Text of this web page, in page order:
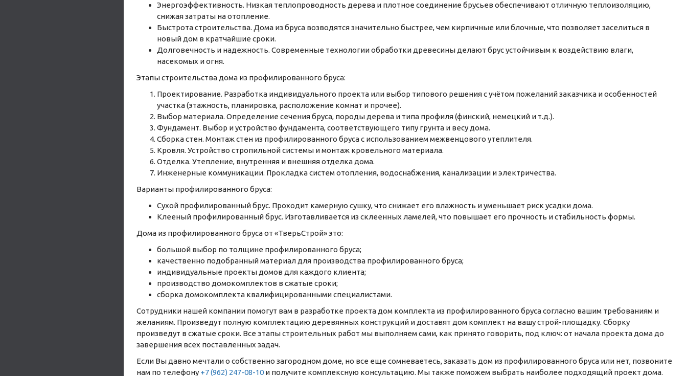
Энергоэффективность. Низкая теплопроводность дерева и плотное соединение брусьев обеспечивают отличную теплоизоляцию,
снижая затраты на отопление.
Быстрота строительства. Дома из бруса возводятся значительно быстрее, чем кирпичные или блочные, что позволяет заселиться в
новый дом в кратчайшие сроки.
Долговечность и надежность. Современные технологии обработки древесины делают брус устойчивым к воздействию влаги,
насекомых и огня.
Этапы строительства дома из профилированного бруса:
Проектирование. Разработка индивидуального проекта или выбор типового решения с учётом пожеланий заказчика и особенностей
участка (этажность, планировка, расположение комнат и прочее).
Выбор материала. Определение сечения бруса, породы дерева и типа профиля (финский, немецкий и т.д.).
Фундамент. Выбор и устройство фундамента, соответствующего типу грунта и весу дома.
Сборка стен. Монтаж стен из профилированного бруса с использованием межвенцового утеплителя.
Кровля. Устройство стропильной системы и монтаж кровельного материала.
Отделка. Утепление, внутренняя и внешняя отделка дома.
Инженерные коммуникации. Прокладка систем отопления, водоснабжения, канализации и электричества.
Варианты профилированного бруса:
Сухой профилированный брус. Проходит камерную сушку, что снижает его влажность и уменьшает риск усадки дома.
Клееный профилированный брус. Изготавливается из склеенных ламелей, что повышает его прочность и стабильность формы.
Дома из профилированного бруса от «ТверьСтрой» это:
большой выбор по толщине профилированного бруса;
качественно подобранный материал для производства профилированного бруса;
индивидуальные проекты домов для каждого клиента;
производство домокомплектов в сжатые сроки;
сборка домокомплекта квалифицированными специалистами.
Сотрудники нашей компании помогут вам в разработке проекта дом комплекта из профилированного бруса согласно вашим требованиям и
желаниям. Произведут полную комплектацию деревянных конструкций и доставят дом комплект на вашу строй-площадку. Сборку
произведут в cжатые сроки. Все этапы строительных работ мы выполняем сами, как принято говорить, под ключ: от начала проекта дома до
завершения всех поставленных задач.
Если Вы давно мечтали о собственно загородном доме, но все еще сомневаетесь, заказать дом из профилированного бруса или нет, позвоните
нам по телефону +7 (962) 247-08-10и получите комплексную консультацию. Мы также поможем выбрать наиболее подходящий проект дома.